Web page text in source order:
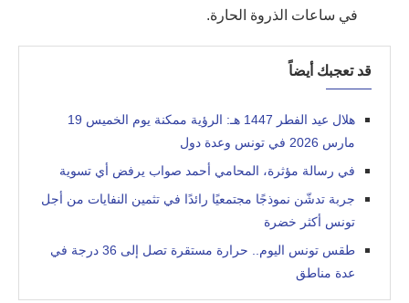
في ساعات الذروة الحارة.
قد تعجبك أيضاً
هلال عيد الفطر 1447 هـ: الرؤية ممكنة يوم الخميس 19
مارس 2026 في تونس وعدة دول
في رسالة مؤثرة، المحامي أحمد صواب يرفض أي تسوية
جربة تدشّن نموذجًا مجتمعيًا رائدًا في تثمين النفايات من أجل
تونس أكثر خضرة
طقس تونس اليوم.. حرارة مستقرة تصل إلى 36 درجة في
عدة مناطق